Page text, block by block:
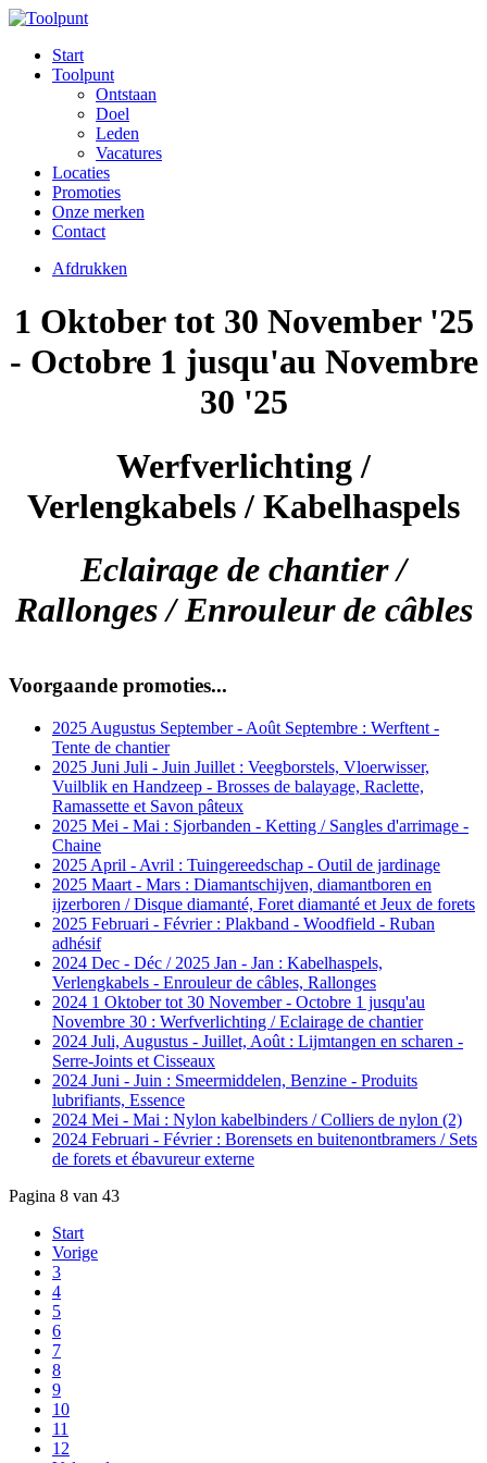
Start
Toolpunt
Ontstaan
Doel
Leden
Vacatures
Locaties
Promoties
Onze merken
Contact
Afdrukken
1 Oktober tot 30 November '25
- Octobre 1 jusqu'au Novembre
30 '25
Werfverlichting /
Verlengkabels / Kabelhaspels
Eclairage de chantier /
Rallonges / Enrouleur de câbles
Voorgaande promoties...
2025 Augustus September - Août Septembre : Werftent -
Tente de chantier
2025 Juni Juli - Juin Juillet : Veegborstels, Vloerwisser,
Vuilblik en Handzeep - Brosses de balayage, Raclette,
Ramassette et Savon pâteux
2025 Mei - Mai : Sjorbanden - Ketting / Sangles d'arrimage -
Chaine
2025 April - Avril : Tuingereedschap - Outil de jardinage
2025 Maart - Mars : Diamantschijven, diamantboren en
ijzerboren / Disque diamanté, Foret diamanté et Jeux de forets
2025 Februari - Février : Plakband - Woodfield - Ruban
adhésif
2024 Dec - Déc / 2025 Jan - Jan : Kabelhaspels,
Verlengkabels - Enrouleur de câbles, Rallonges
2024 1 Oktober tot 30 November - Octobre 1 jusqu'au
Novembre 30 : Werfverlichting / Eclairage de chantier
2024 Juli, Augustus - Juillet, Août : Lijmtangen en scharen -
Serre-Joints et Cisseaux
2024 Juni - Juin : Smeermiddelen, Benzine - Produits
lubrifiants, Essence
2024 Mei - Mai : Nylon kabelbinders / Colliers de nylon (2)
2024 Februari - Février : Borensets en buitenontbramers / Sets
de forets et ébavureur externe
Pagina 8 van 43
Start
Vorige
3
4
5
6
7
8
9
10
11
12